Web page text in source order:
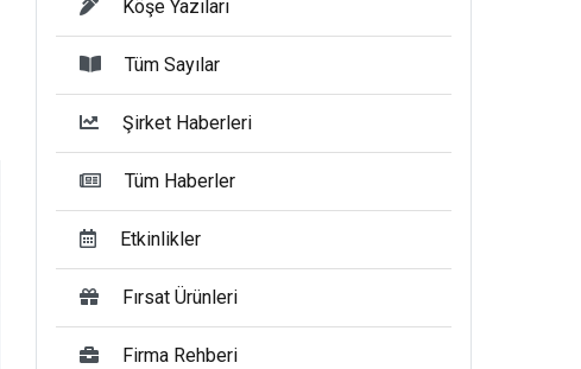
Köşe Yazıları
Tüm Sayılar
Şirket Haberleri
Tüm Haberler
Etkinlikler
Fırsat Ürünleri
Firma Rehberi